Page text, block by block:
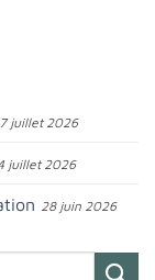
7 juillet 2026
juillet 2026
28 juin 2026